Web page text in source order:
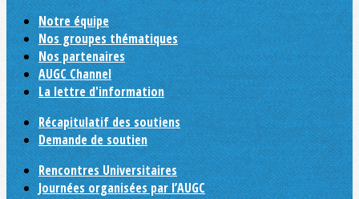
Notre équipe
Nos groupes thématiques
Nos partenaires
AUGC Channel
La lettre d'information
Récapitulatif des soutiens
Demande de soutien
Rencontres Universitaires
Journées organisées par l’AUGC